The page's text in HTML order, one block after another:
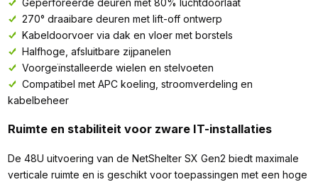
270° draaibare deuren met lift-off ontwerp
Kabeldoorvoer via dak en vloer met borstels
Halfhoge, afsluitbare zijpanelen
Voorgeïnstalleerde wielen en stelvoeten
Compatibel met APC koeling, stroomverdeling en
kabelbeheer
Ruimte en stabiliteit voor zware IT-installaties
De 48U uitvoering van de NetShelter SX Gen2 biedt maximale
verticale ruimte en is geschikt voor toepassingen met een hoge